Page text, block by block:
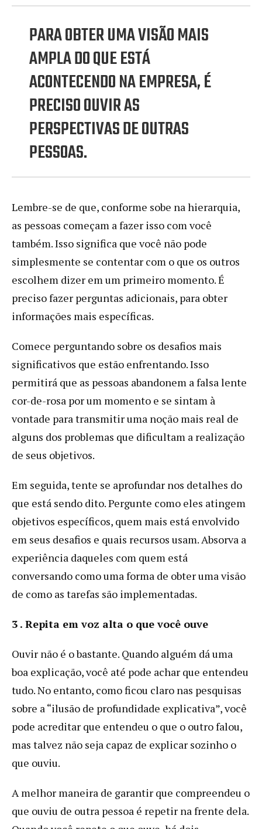
PARA OBTER UMA VISÃO MAIS
AMPLA DO QUE ESTÁ
ACONTECENDO NA EMPRESA, É
PRECISO OUVIR AS
PERSPECTIVAS DE OUTRAS
PESSOAS.
Lembre-se de que, conforme sobe na hierarquia,
as pessoas começam a fazer isso com você
também. Isso significa que você não pode
simplesmente se contentar com o que os outros
escolhem dizer em um primeiro momento. É
preciso fazer perguntas adicionais, para obter
informações mais específicas.
Comece perguntando sobre os desafios mais
significativos que estão enfrentando. Isso
permitirá que as pessoas abandonem a falsa lente
cor-de-rosa por um momento e se sintam à
vontade para transmitir uma noção mais real de
alguns dos problemas que dificultam a realização
de seus objetivos.
Em seguida, tente se aprofundar nos detalhes do
que está sendo dito. Pergunte como eles atingem
objetivos específicos, quem mais está envolvido
em seus desafios e quais recursos usam. Absorva a
experiência daqueles com quem está
conversando como uma forma de obter uma visão
de como as tarefas são implementadas.
3 . Repita em voz alta o que você ouve
Ouvir não é o bastante. Quando alguém dá uma
boa explicação, você até pode achar que entendeu
tudo. No entanto, como ficou claro nas pesquisas
sobre a “ilusão de profundidade explicativa”, você
pode acreditar que entendeu o que o outro falou,
mas talvez não seja capaz de explicar sozinho o
que ouviu.
A melhor maneira de garantir que compreendeu o
que ouviu de outra pessoa é repetir na frente dela.